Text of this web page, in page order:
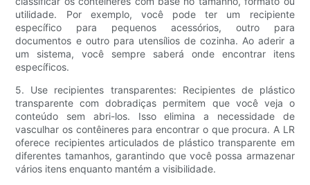
utilidade. Por exemplo, você pode ter um recipiente
específico para pequenos acessórios, outro para
documentos e outro para utensílios de cozinha. Ao aderir a
um sistema, você sempre saberá onde encontrar itens
específicos.
5. Use recipientes transparentes: Recipientes de plástico
transparente com dobradiças permitem que você veja o
conteúdo sem abri-los. Isso elimina a necessidade de
vasculhar os contêineres para encontrar o que procura. A LR
oferece recipientes articulados de plástico transparente em
diferentes tamanhos, garantindo que você possa armazenar
vários itens enquanto mantém a visibilidade.